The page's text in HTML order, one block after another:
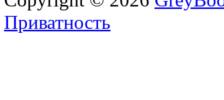
Приватность